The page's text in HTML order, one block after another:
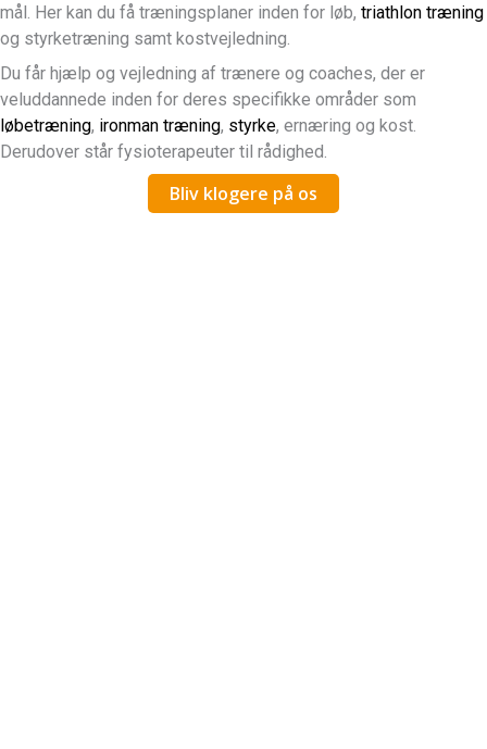
mål. Her kan du få træningsplaner inden for løb, triathlon træning
og styrketræning samt kostvejledning.
Du får hjælp og vejledning af trænere og coaches, der er
veluddannede inden for deres specifikke områder som
løbetræning, ironman træning, styrke, ernæring og kost.
Derudover står fysioterapeuter til rådighed.
Bliv klogere på os